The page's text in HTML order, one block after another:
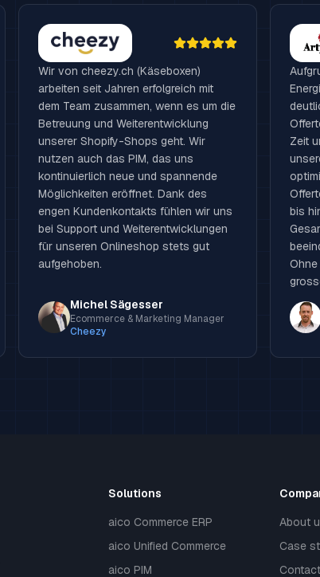
Wir von cheezy.ch (Käseboxen)
arbeiten seit Jahren erfolgreich mit
dem Team zusammen, wenn es um die
Betreuung und Weiterentwicklung
unserer Shopify-Shops geht. Wir
nutzen auch das PIM, das uns
kontinuierlich neue und spannende
Möglichkeiten eröffnet. Dank des
engen Kundenkontakts fühlen wir uns
bei Support und Weiterentwicklungen
für unseren Onlineshop stets gut
aufgehoben.
Michel Sägesser
Ecommerce & Marketing Manager
Cheezy
Zeit
bis
Solutions
aico Commerce ERP
aico Unified Commerce
aico PIM
About
Case
Contact